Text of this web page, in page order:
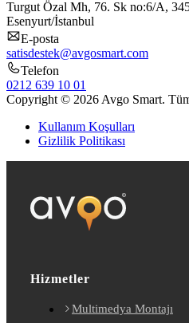
Turgut Özal Mh, 76. Sk no:6/A,
Esenyurt/İstanbul
E-posta
satisdestek@avgosmart.com
Telefon
0212 639 10 01
Copyright © 2026 Avgo Smart. Tüm
Kullanım Koşulları
Gizlilik Politikası
Hizmetler
Multimedya Montajı